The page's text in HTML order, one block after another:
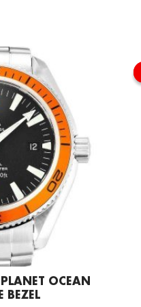
OCEAN
BEZEL
price
is:
£192.64.